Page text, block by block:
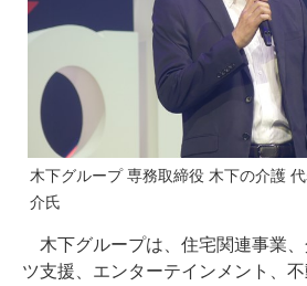
木下グループ 専務取締役 木下の介護
介氏
木下グループは、住宅関連事業
ツ支援、エンターテインメント、